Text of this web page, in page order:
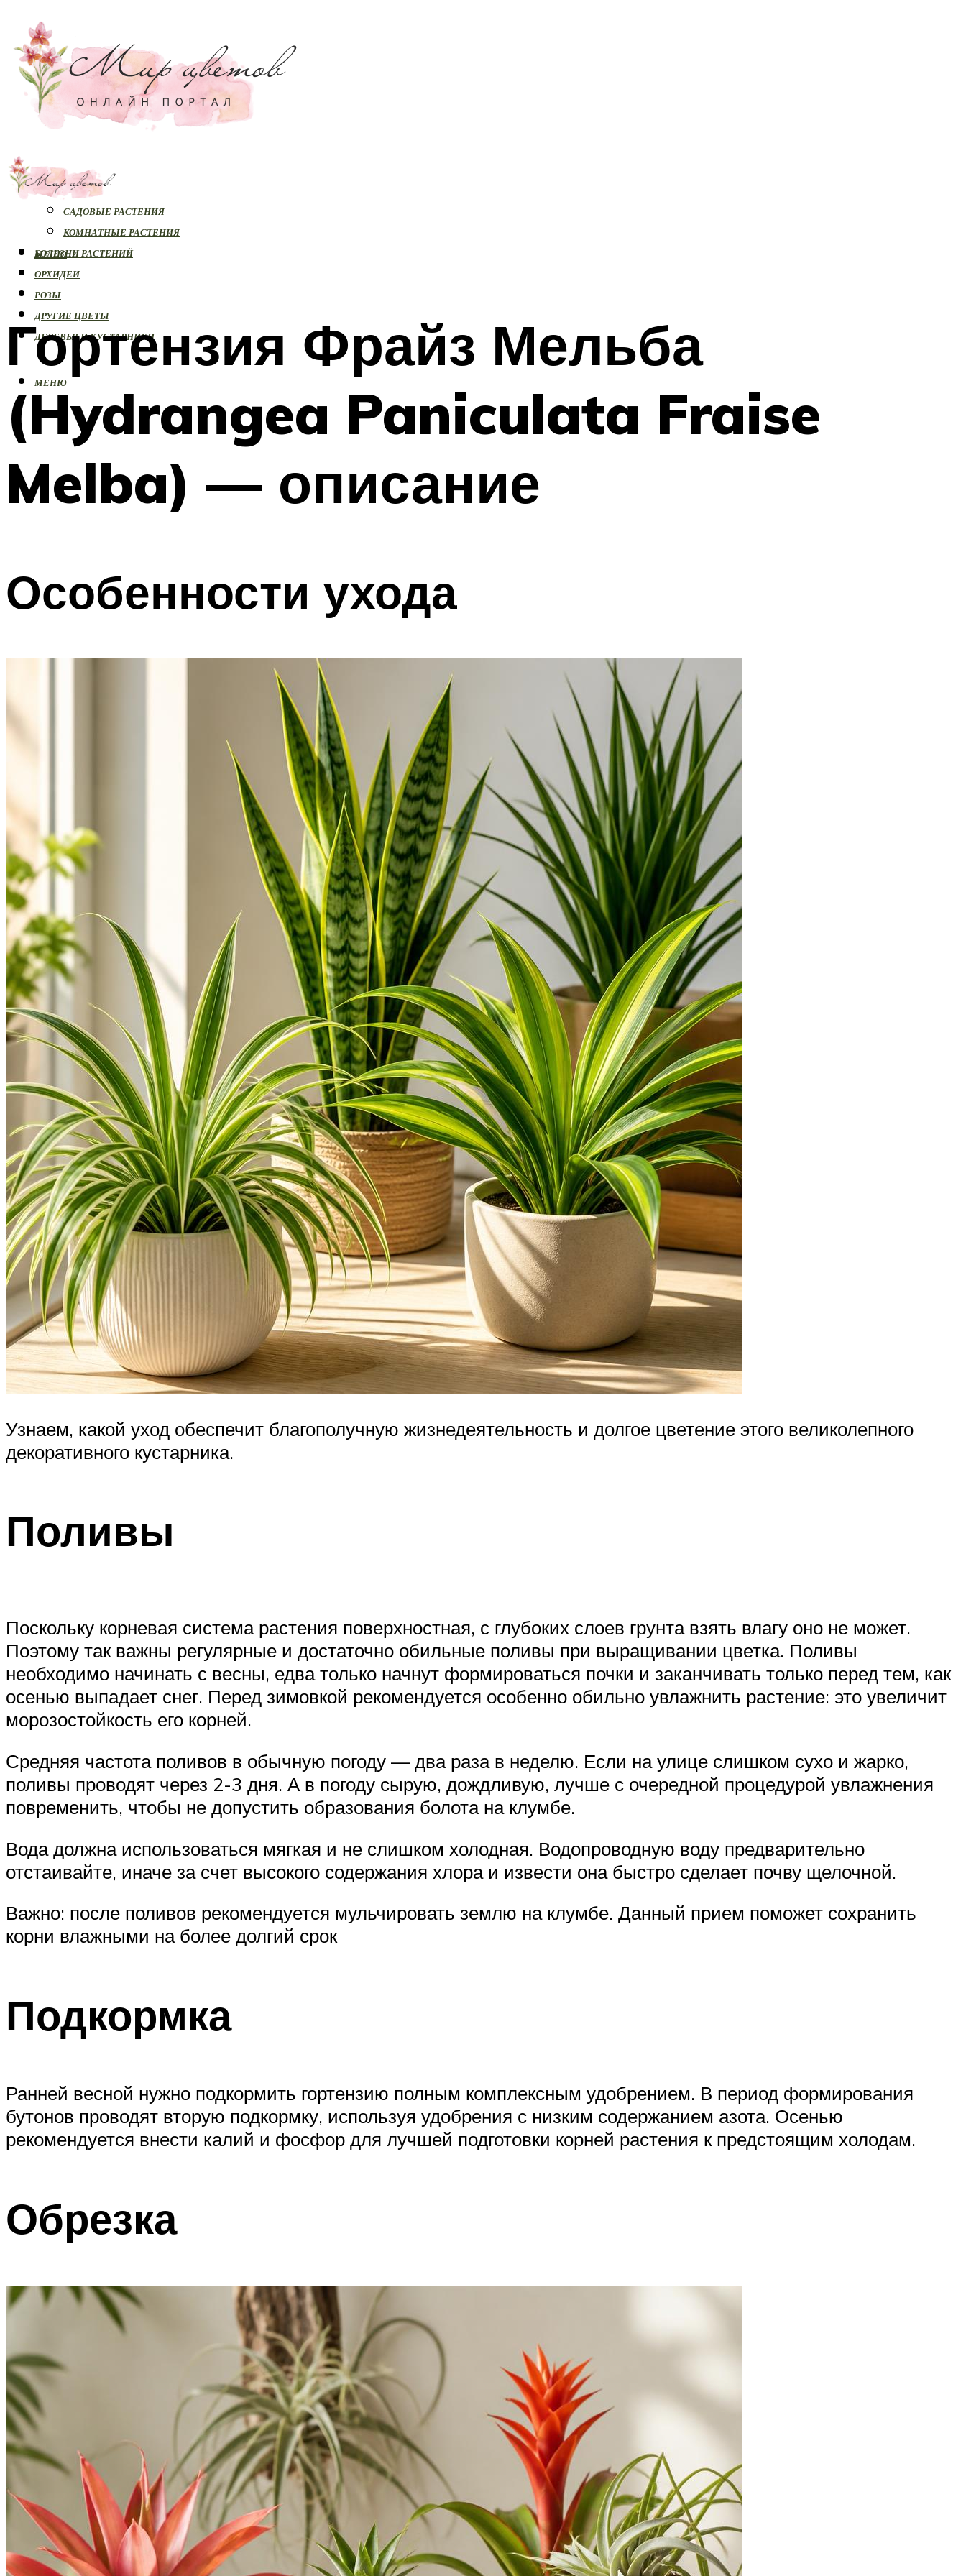
РАСТЕНИЯ
САДОВЫЕ РАСТЕНИЯ
КОМНАТНЫЕ РАСТЕНИЯ
БОЛЕЗНИ РАСТЕНИЙ
ОРХИДЕИ
РОЗЫ
ДРУГИЕ ЦВЕТЫ
ДЕРЕВЬЯ И КУСТАРНИКИ
МЕНЮ
МЕНЮ
Гортензия Фрайз Мельба
(Hydrangea Paniculata Fraise
Melba) — описание
Особенности ухода
Узнаем, какой уход обеспечит благополучную жизнедеятельность и долгое цветение этого великолепного
декоративного кустарника.
Поливы
Поскольку корневая система растения поверхностная, с глубоких слоев грунта взять влагу оно не может.
Поэтому так важны регулярные и достаточно обильные поливы при выращивании цветка. Поливы
необходимо начинать с весны, едва только начнут формироваться почки и заканчивать только перед тем, как
осенью выпадает снег. Перед зимовкой рекомендуется особенно обильно увлажнить растение: это увеличит
морозостойкость его корней.
Средняя частота поливов в обычную погоду — два раза в неделю. Если на улице слишком сухо и жарко,
поливы проводят через 2-3 дня. А в погоду сырую, дождливую, лучше с очередной процедурой увлажнения
повременить, чтобы не допустить образования болота на клумбе.
Вода должна использоваться мягкая и не слишком холодная. Водопроводную воду предварительно
отстаивайте, иначе за счет высокого содержания хлора и извести она быстро сделает почву щелочной.
Важно: после поливов рекомендуется мульчировать землю на клумбе. Данный прием поможет сохранить
корни влажными на более долгий срок
Подкормка
Ранней весной нужно подкормить гортензию полным комплексным удобрением. В период формирования
бутонов проводят вторую подкормку, используя удобрения с низким содержанием азота. Осенью
рекомендуется внести калий и фосфор для лучшей подготовки корней растения к предстоящим холодам.
Обрезка